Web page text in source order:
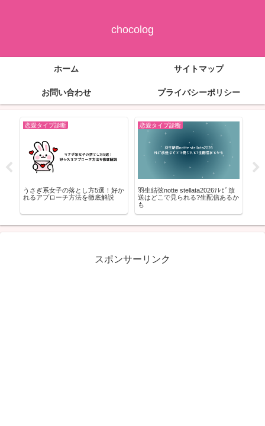
chocolog
ホーム サイトマップ
お問い合わせ プライバシーポリシー
恋愛タイプ診断
うさぎ系女子の落とし方5選！好か
れるアプローチ方法を徹底解説
恋愛タイプ診断
羽生結弦notte stellata2026ﾃﾚﾋﾞ放
送はどこで見られる?生配信あるか
も
スポンサーリンク